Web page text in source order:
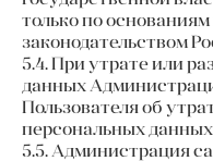
только по
законодательством
5.4. При утрате или
данных
Пользователя об
персональных
5.5. Администрация